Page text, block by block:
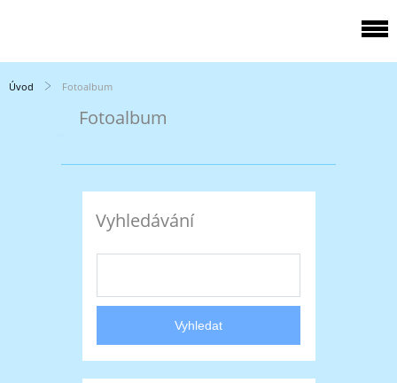
Úvod Fotoalbum
Fotoalbum
Vyhledávání